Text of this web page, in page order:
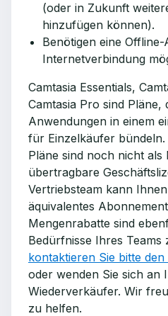
(oder in Zukunft
hinzufügen können).
Benötigen eine
Internetverbindung
Camtasia Essentials,
Camtasia Pro sind Pläne,
Anwendungen in einem
für Einzelkäufer bündeln.
Pläne sind noch nicht
übertragbare
Vertriebsteam kann
äquivalentes
Mengenrabatte sind
Bedürfnisse Ihres Teams
kontaktieren Sie bitte
oder wenden Sie sich an
Wiederverkäufer. Wir
zu helfen.